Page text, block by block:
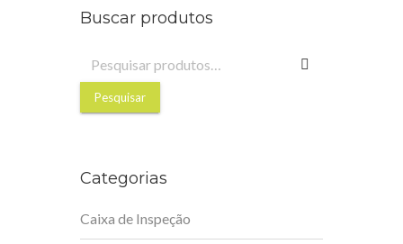
Buscar produtos
Pesquisar
por:
Pesquisar
Categorias
Caixa de Inspeção